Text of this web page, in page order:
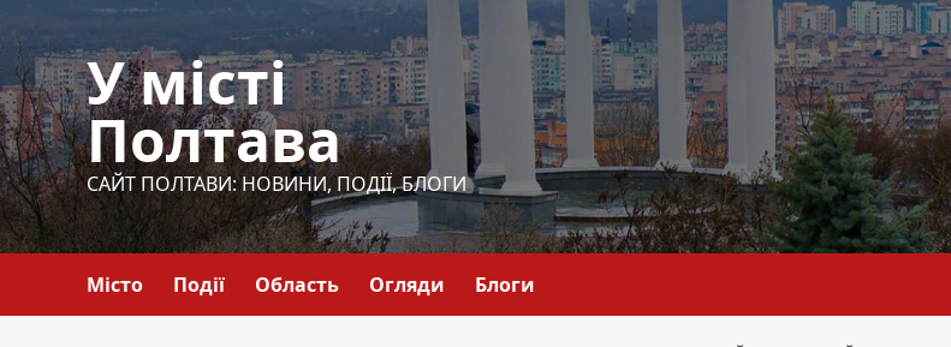
до
вмісту
У місті
Полтава
САЙТ ПОЛТАВИ: НОВИНИ, ПОДІЇ, БЛОГИ
Місто Події Область Огляди Блоги